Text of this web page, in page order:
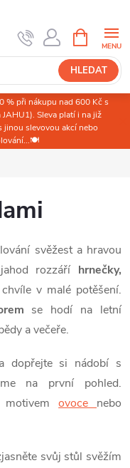
HLEDAT
NÁKUPNÍ
KOŠÍK
% při nákupu nad 600 Kč s
Sleva platí i na již
jinou slevovou akcí nebo
svěžest a hravou
rozzáří hrnečky,
v malé potěšení.
se hodí na letní
a večeře.
dopřejte si nádobí s
na první pohled.
motivemovoce nebo
svůj stůl svěžím